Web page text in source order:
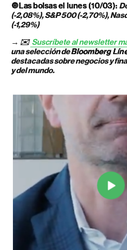
🔘Las bolsas el lunes (10/03):
(-2,08%), S&P 500 (-2,70%),
(-1,29%)
→ ✉️ Suscríbete al newsletter
una selección deBloomberg
destacadas sobre negocios y
y del mundo.